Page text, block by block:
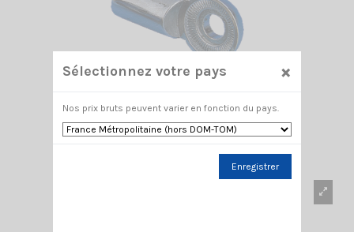
Sélectionnez votre pays ×
Nos prix bruts peuvent varier en fonction du pays.
Enregistrer